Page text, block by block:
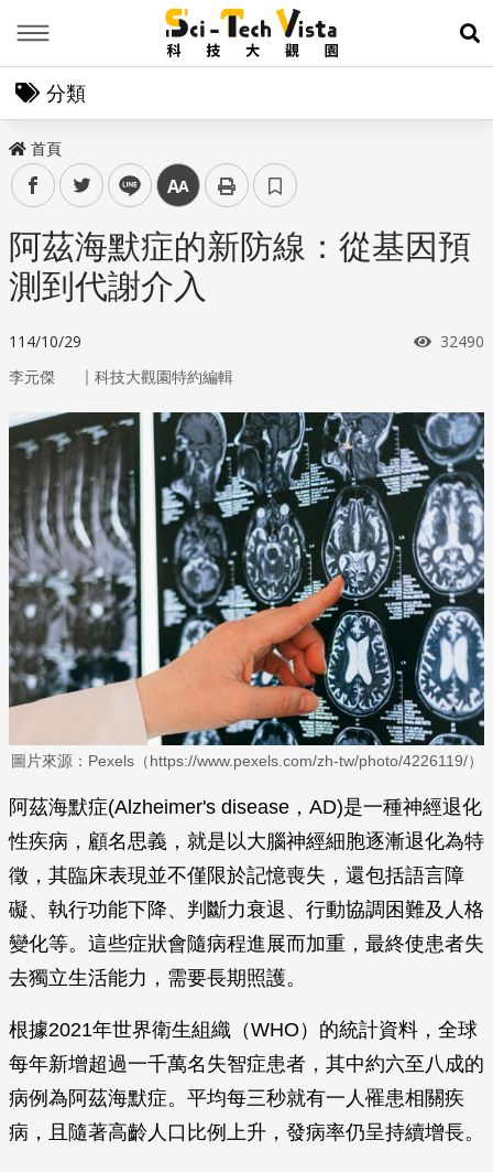
展
分類
首頁
facebooktwitter line 中
阿茲海默症的新防線：從基因預
測到代謝介入
114/10/29 瀏覽次
32490
李元傑 ｜ 科技大觀園特約編輯
圖片來源：Pexels（https://www.pexels.com/zh-tw/photo/4226119/）
阿茲海默症(Alzheimer's disease，AD)是一種神經退化
性疾病，顧名思義，就是以大腦神經細胞逐漸退化為特
徵，其臨床表現並不僅限於記憶喪失，還包括語言障
礙、執行功能下降、判斷力衰退、行動協調困難及人格
變化等。這些症狀會隨病程進展而加重，最終使患者失
去獨立生活能力，需要長期照護。
根據2021年世界衛生組織（WHO）的統計資料，全球
每年新增超過一千萬名失智症患者，其中約六至八成的
病例為阿茲海默症。平均每三秒就有一人罹患相關疾
病，且隨著高齡人口比例上升，發病率仍呈持續增長。